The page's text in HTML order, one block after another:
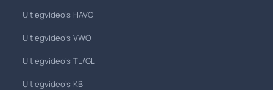
Uitlegvideo's HAVO
Uitlegvideo's VWO
Uitlegvideo's TL/GL
Uitlegvideo's KB